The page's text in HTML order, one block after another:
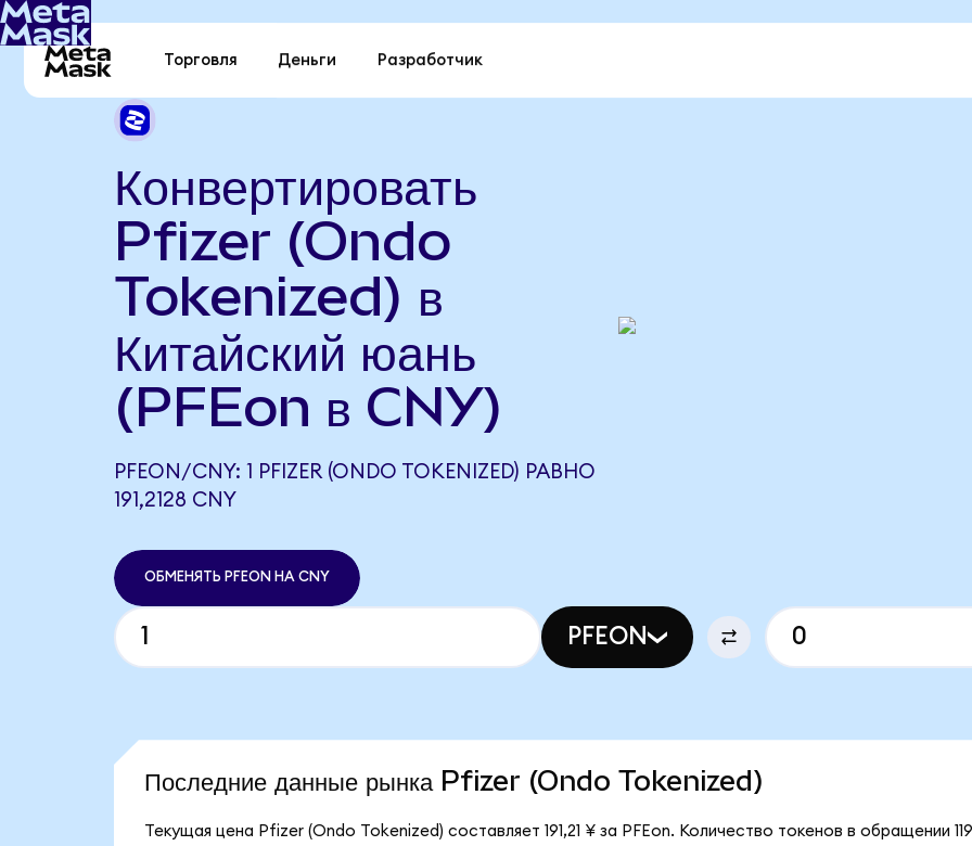
Торговля Деньги Разработчик
Конвертировать
Pfizer (Ondo
Tokenized) в
Китайский юань
(PFEon в CNY)
PFEON/CNY: 1 PFIZER (ONDO TOKENIZED) РАВНО
191,2128 CNY
ОБМЕНЯТЬ PFEON НА CNY
PFEON
Последние данные рынка Pfizer (Ondo Tokenized)
Текущая цена Pfizer (Ondo Tokenized) составляет 191,21 ¥ за PFEon. Количество токенов в обращении